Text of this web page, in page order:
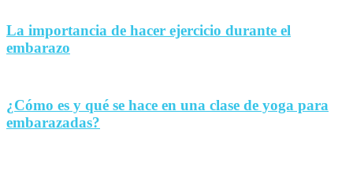
La importancia de hacer ejercicio durante el
embarazo
¿Cómo es y qué se hace en una clase de yoga para
embarazadas?